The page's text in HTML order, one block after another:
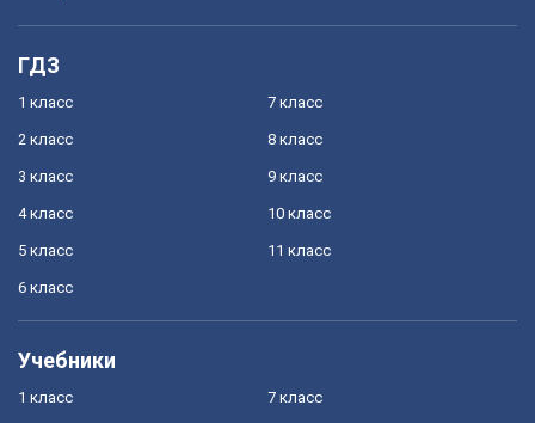
ГДЗ
1 класс
2 класс
3 класс
4 класс
5 класс
6 класс
7 класс
8 класс
9 класс
10 класс
11 класс
Учебники
1 класс 7 класс